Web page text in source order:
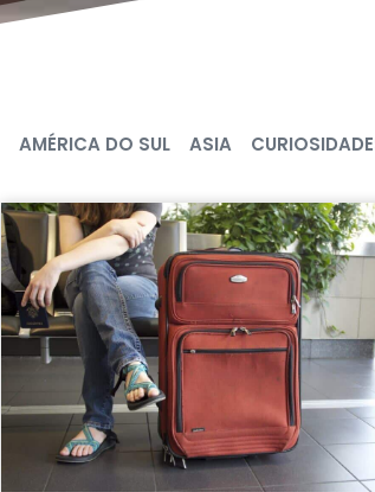
AMÉRICA DO SUL ASIA